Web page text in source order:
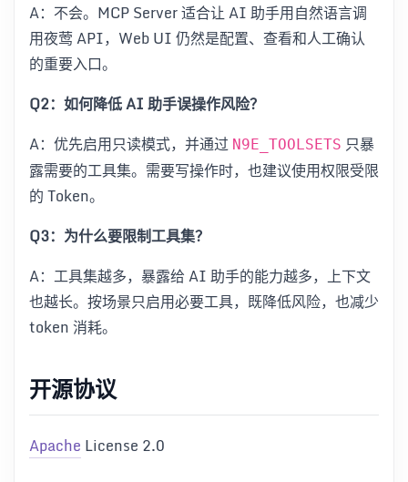
A：不会。MCP Server 适合让 AI 助手用自然语言调
用夜莺 API，Web UI 仍然是配置、查看和人工确认
的重要入口。
Q2：如何降低 AI 助手误操作风险？
A：优先启用只读模式，并通过 N9E_TOOLSETS 只暴
露需要的工具集。需要写操作时，也建议使用权限受限
的 Token。
Q3：为什么要限制工具集？
A：工具集越多，暴露给 AI 助手的能力越多，上下文
也越长。按场景只启用必要工具，既降低风险，也减少
token 消耗。
开源协议
Apache License 2.0